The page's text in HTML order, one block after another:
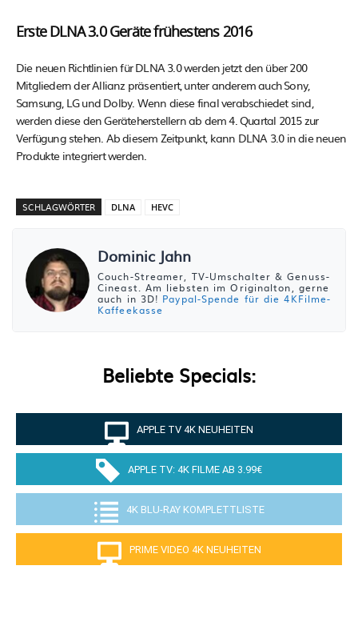
Erste DLNA 3.0 Geräte frühestens 2016
Die neuen Richtlinien für DLNA 3.0 werden jetzt den über 200
Mitgliedern der Allianz präsentiert, unter anderem auch Sony,
Samsung, LG und Dolby. Wenn diese final verabschiedet sind,
werden diese den Geräteherstellern ab dem 4. Quartal 2015 zur
Verfügung stehen. Ab diesem Zeitpunkt, kann DLNA 3.0 in die neuen
Produkte integriert werden.
SCHLAGWÖRTER DLNA HEVC
Dominic Jahn
Couch-Streamer, TV-Umschalter & Genuss-
Cineast. Am liebsten im Originalton, gerne
auch in 3D! Paypal-Spende für die 4KFilme-
Kaffeekasse
Beliebte Specials:
APPLE TV 4K NEUHEITEN
APPLE TV: 4K FILME AB 3.99€
4K BLU-RAY KOMPLETTLISTE
PRIME VIDEO 4K NEUHEITEN